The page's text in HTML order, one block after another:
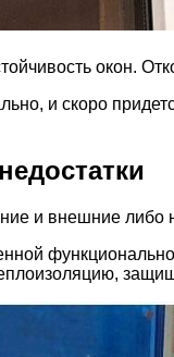
окон.
и скоро
и внешние либо